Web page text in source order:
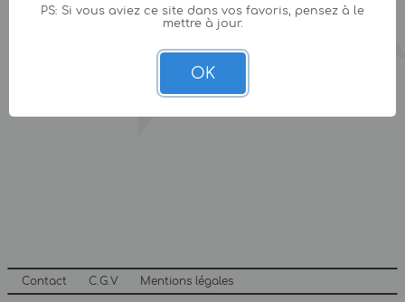
Contact C.G.V Mentions légales
PS: Si vous aviez ce site dans vos favoris, pensez à le
mettre à jour.
OK